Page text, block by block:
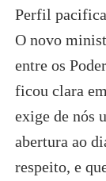
Perfil
O novo
entre os
ficou clara
exige de nós
abertura ao
respeito, e